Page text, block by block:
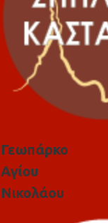
Γεωπάρκο
Αγίου
Νικολάου